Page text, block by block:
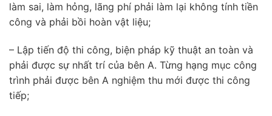
làm sai, làm hỏng, lãng phí phải làm lại không tính tiền
công và phải bồi hoàn vật liệu;
– Lập tiến độ thi công, biện pháp kỹ thuật an toàn và
phải được sự nhất trí của bên A. Từng hạng mục công
trình phải được bên A nghiệm thu mới được thi công
tiếp;